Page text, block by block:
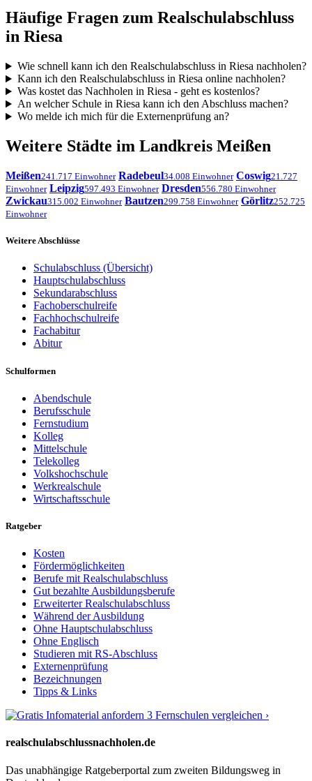
Häufige Fragen zum Realschulabschluss
in Riesa
Wie schnell kann ich den Realschulabschluss in Riesa nachholen?
Kann ich den Realschulabschluss in Riesa online nachholen?
Was kostet das Nachholen in Riesa - geht es kostenlos?
An welcher Schule in Riesa kann ich den Abschluss machen?
Wo melde ich mich für die Externenprüfung an?
Weitere Städte im Landkreis Meißen
Meißen241.717 Einwohner Radebeul34.008 Einwohner Coswig21.727
Einwohner Leipzig597.493 Einwohner Dresden556.780 Einwohner
Zwickau315.002 Einwohner Bautzen299.758 Einwohner Görlitz252.725
Einwohner
Weitere Abschlüsse
Schulabschluss (Übersicht)
Hauptschulabschluss
Sekundarabschluss
Fachoberschulreife
Fachhochschulreife
Fachabitur
Abitur
Schulformen
Abendschule
Berufsschule
Fernstudium
Kolleg
Mittelschule
Telekolleg
Volkshochschule
Werkrealschule
Wirtschaftsschule
Ratgeber
Kosten
Fördermöglichkeiten
Berufe mit Realschulabschluss
Gut bezahlte Ausbildungsberufe
Erweiterter Realschulabschluss
Während der Ausbildung
Ohne Hauptschulabschluss
Ohne Englisch
Studieren mit RS-Abschluss
Externenprüfung
Bezeichnungen
Tipps & Links
3 Fernschulen vergleichen ›
realschulabschlussnachholen.de
Das unabhängige Ratgeberportal zum zweiten Bildungsweg in